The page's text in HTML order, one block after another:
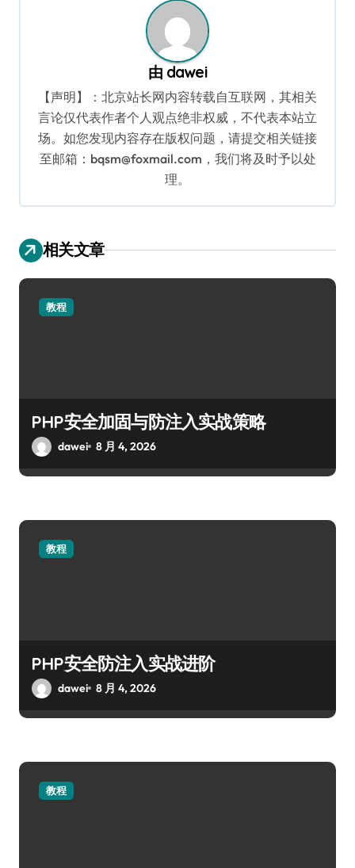
由 dawei
【声明】：北京站长网内容转载自互联网，其相关
言论仅代表作者个人观点绝非权威，不代表本站立
场。如您发现内容存在版权问题，请提交相关链接
至邮箱：bqsm@foxmail.com，我们将及时予以处
理。
相关文章
教程
PHP安全加固与防注入实战策略
dawei 8 月 4, 2026
教程
PHP安全防注入实战进阶
dawei 8 月 4, 2026
教程